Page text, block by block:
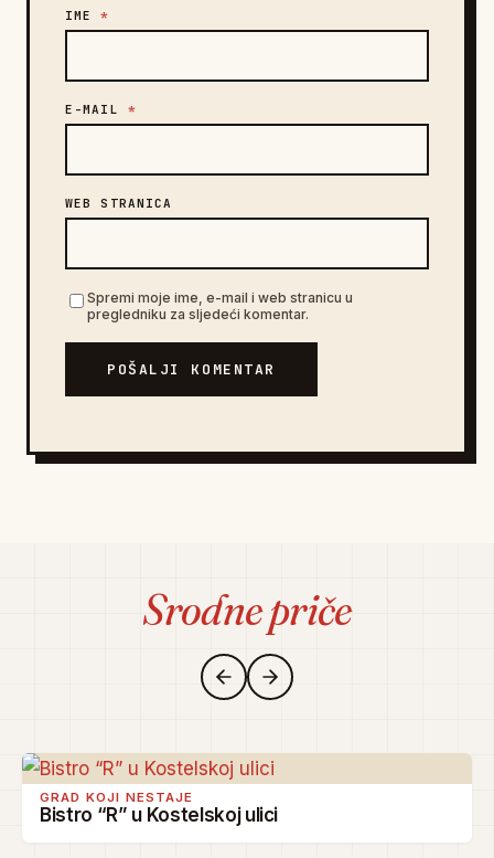
IME*
E-MAIL *
WEB STRANICA
Spremi moje ime, e-mail i web stranicu u
pregledniku za sljedeći komentar.
POŠALJI KOMENTAR
Srodne priče
GRAD KOJI NESTAJE
Bistro “R” u Kostelskoj ulici